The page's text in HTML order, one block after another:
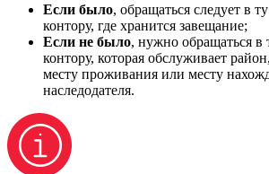
Если было, обращаться следует в
контору, где хранится завещание;
Если не было, нужно обращаться в
контору, которая обслуживает
месту проживания или месту
наследодателя.